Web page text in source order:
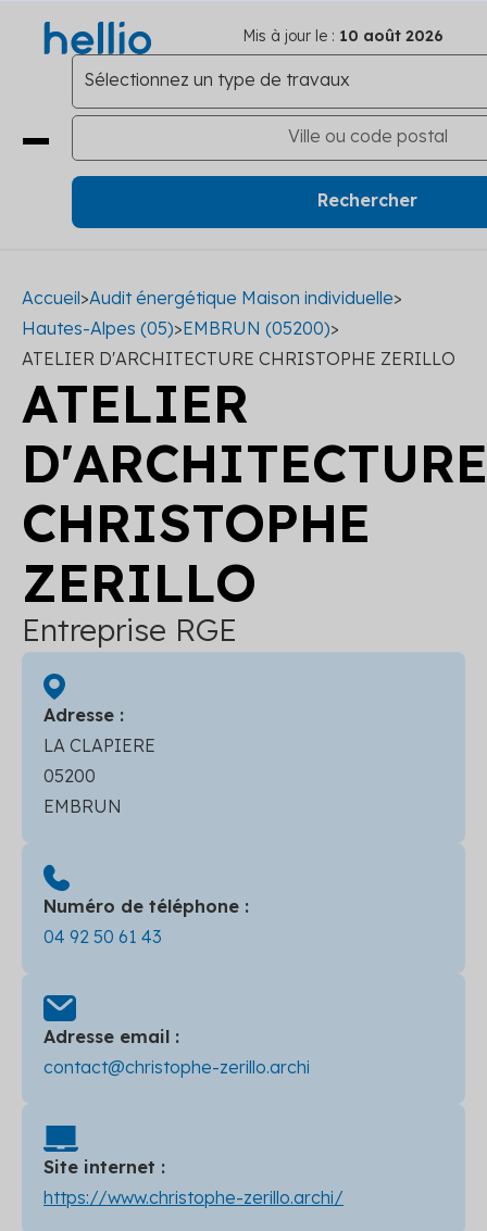
Mis à jour le : 10 août 2026
Accueil>Audit énergétique Maison individuelle>
Hautes-Alpes (05)>EMBRUN (05200)>
ATELIER D'ARCHITECTURE CHRISTOPHE ZERILLO
ATELIER
D'ARCHITECTURE
CHRISTOPHE
ZERILLO
Entreprise RGE
Adresse :
LA CLAPIERE
05200
EMBRUN
Numéro de téléphone :
04 92 50 61 43
Adresse email :
contact@christophe-zerillo.archi
Site internet :
https://www.christophe-zerillo.archi/